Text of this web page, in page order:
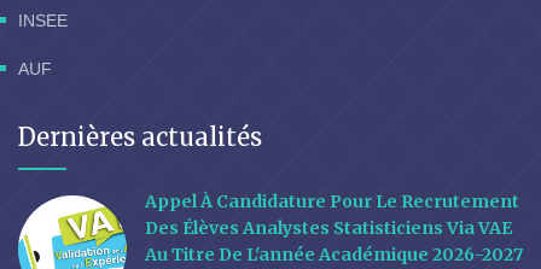
INSEE
AUF
Dernières actualités
Appel À Candidature Pour Le Recrutement
Des Élèves Analystes Statisticiens Via VAE
Au Titre De L'année Académique 2026-2027